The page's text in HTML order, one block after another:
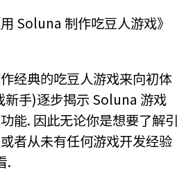
Soluna 制作吃豆人游戏》
经典的吃豆人游戏来向初体
新手)逐步揭示 Soluna 游戏
能. 因此无论你是想要了解引
者从未有任何游戏开发经验
.